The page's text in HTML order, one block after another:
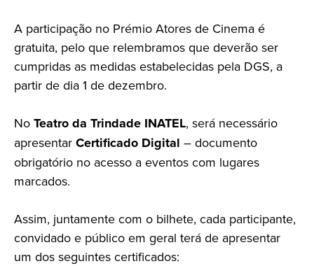
A participação no Prémio Atores de Cinema é
gratuita, pelo que relembramos que deverão ser
cumpridas as medidas estabelecidas pela DGS, a
partir de dia 1 de dezembro.
No Teatro da Trindade INATEL, será necessário
apresentar Certificado Digital – documento
obrigatório no acesso a eventos com lugares
marcados.
Assim, juntamente com o bilhete, cada participante,
convidado e público em geral terá de apresentar
um dos seguintes certificados: